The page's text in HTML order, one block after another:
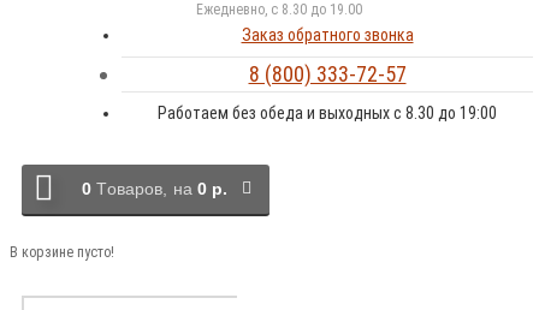
Ежедневно, с 8.30 до 19.00
Заказ обратного звонка
8 (800) 333-72-57
Работаем без обеда и выходных с 8.30 до 19:00
0 Tоваров, на 0 р.
В корзине пусто!